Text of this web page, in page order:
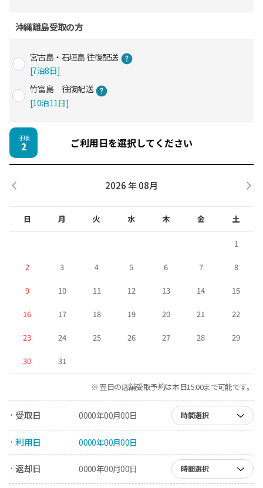
沖縄離島受取の方
宮古島・石垣島 往復配送
[7泊8日]
竹富島 往復配送
[10泊11日]
手順
2 ご利用日を選択してください
2026 年 08月
日 月 火 水 木 金 土
1
2 3 4 5 6 7 8
9 10 11 12 13 14 15
16 17 18 19 20 21 22
23 24 25 26 27 28 29
30 31
※ 翌日の店舗受取予約は本日15:00まで可能です。
· 受取日 0000年00月00日 時間選択
· 利用日 0000年00月00日
· 返却日 0000年00月00日 時間選択